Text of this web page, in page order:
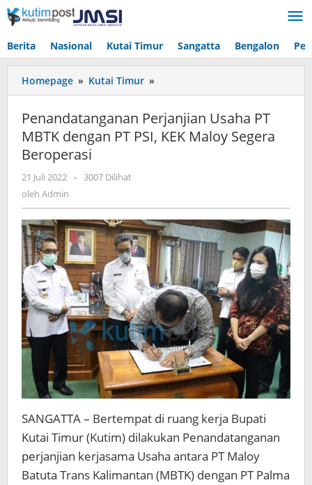
Lewati
ke
Berita Nasional Kutai Timur Sangatta Bengalon
Homepage » Kutai Timur »
Perjanjian
PT
MBTK
Maloy
Segera
Beroperasi
Penandatanganan Perjanjian Usaha PT
MBTK dengan PT PSI, KEK Maloy Segera
Beroperasi
21 Juli 2022 oleh
- 3007 Dilihat
oleh Admin
SANGATTA – Bertempat di ruang kerja Bupati
Kutai Timur (Kutim) dilakukan Penandatanganan
perjanjian kerjasama Usaha antara PT Maloy
Batuta Trans Kalimantan (MBTK) dengan PT Palma